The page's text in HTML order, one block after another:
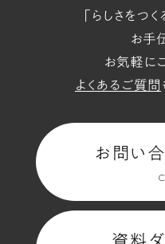
「らしさをつ
お手
お気軽に
よくあるご質問
お問い